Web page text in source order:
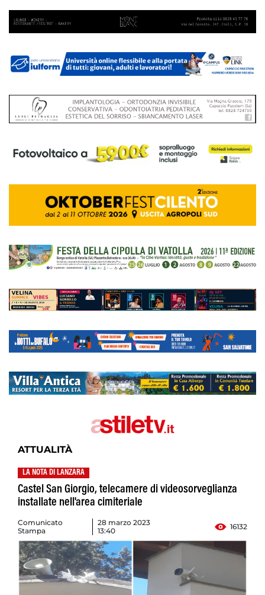
ATTUALITÀ
LA NOTA DI LANZARA
Castel San Giorgio, telecamere di videosorveglianza
installate nell'area cimiteriale
Comunicato
Stampa
28 marzo 2023
13:40
16132